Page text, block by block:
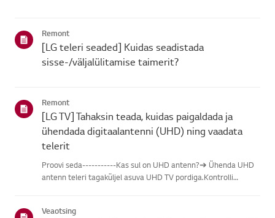
Remont
[LG teleri seaded] Kuidas seadistada
sisse-/väljalülitamise taimerit?
Remont
[LG TV] Tahaksin teada, kuidas paigaldada ja
ühendada digitaalantenni (UHD) ning vaadata
telerit
Proovi seda-----------Kas sul on UHD antenn?➔ Ühenda UHD
antenn teleri tagaküljel asuva UHD TV pordiga.Kontrolli
signaali, j...
Veaotsing